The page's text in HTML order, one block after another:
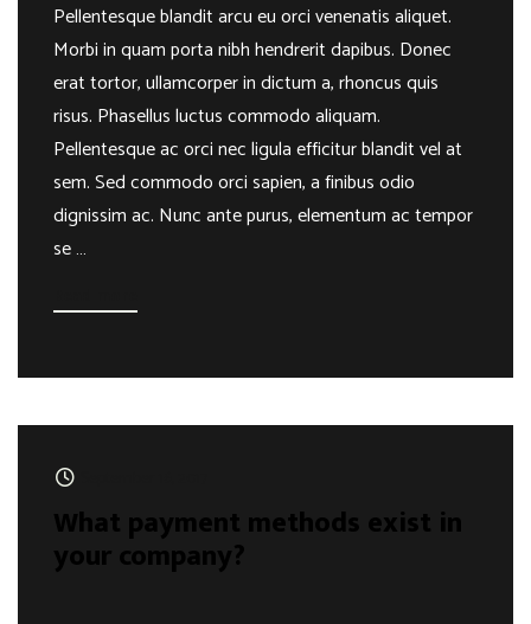
Pellentesque blandit arcu eu orci venenatis aliquet.
Morbi in quam porta nibh hendrerit dapibus. Donec
erat tortor, ullamcorper in dictum a, rhoncus quis
risus. Phasellus luctus commodo aliquam.
Pellentesque ac orci nec ligula efficitur blandit vel at
sem. Sed commodo orci sapien, a finibus odio
dignissim ac. Nunc ante purus, elementum ac tempor
se …
What payment methods exist in
your company?